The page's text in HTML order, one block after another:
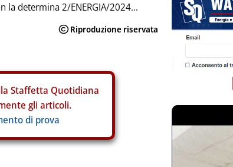
la determina 2/ENERGIA/2024...
Staffetta Quotidiana
gli articoli.
di prova